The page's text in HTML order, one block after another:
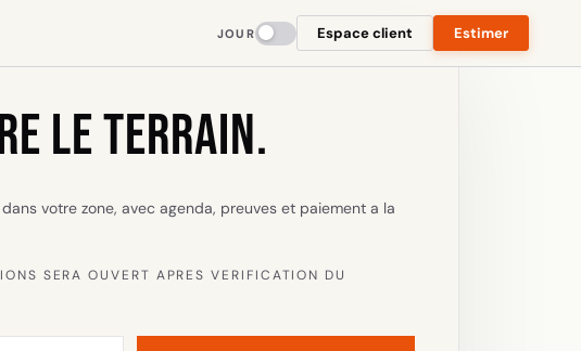
JOUR Espace client Estimer
LE TERRAIN.
votre zone, avec agenda, preuves et paiement a la
SERA OUVERT APRES VERIFICATION DU